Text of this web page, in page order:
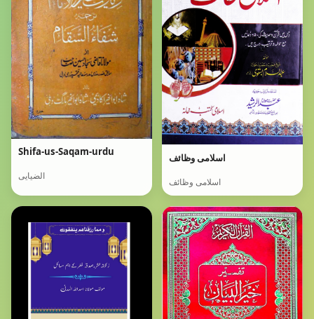
Shifa-us-Saqam-urdu
الضیایی
اسلامی وظائف
اسلامی وظائف